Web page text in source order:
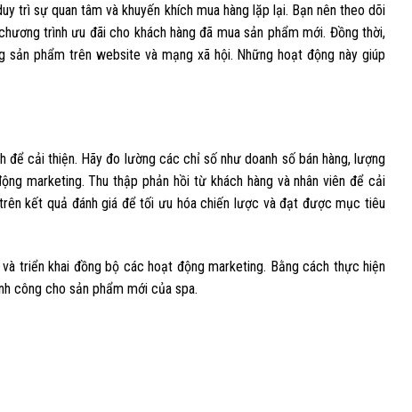
trì sự quan tâm và khuyến khích mua hàng lặp lại. Bạn nên theo dõi
trình ưu đãi cho khách hàng đã mua sản phẩm mới. Đồng thời,
phẩm trên website và mạng xã hội. Những hoạt động này giúp
cải thiện. Hãy đo lường các chỉ số như doanh số bán hàng, lượng
marketing. Thu thập phản hồi từ khách hàng và nhân viên để cải
kết quả đánh giá để tối ưu hóa chiến lược và đạt được mục tiêu
triển khai đồng bộ các hoạt động marketing. Bằng cách thực hiện
công cho sản phẩm mới của spa.